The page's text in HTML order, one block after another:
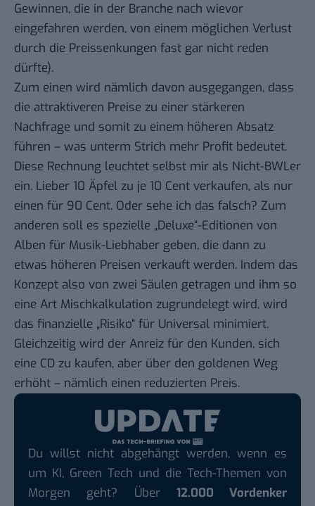
Gewinnen, die in der Branche nach wievor
eingefahren werden, von einem möglichen Verlust
durch die Preissenkungen fast gar nicht reden
dürfte).
Zum einen wird nämlich davon ausgegangen, dass
die attraktiveren Preise zu einer stärkeren
Nachfrage und somit zu einem höheren Absatz
führen – was unterm Strich mehr Profit bedeutet.
Diese Rechnung leuchtet selbst mir als Nicht-BWLer
ein. Lieber 10 Äpfel zu je 10 Cent verkaufen, als nur
einen für 90 Cent. Oder sehe ich das falsch? Zum
anderen soll es spezielle „Deluxe“-Editionen von
Alben für Musik-Liebhaber geben, die dann zu
etwas höheren Preisen verkauft werden. Indem das
Konzept also von zwei Säulen getragen und ihm so
eine Art Mischkalkulation zugrundelegt wird, wird
das finanzielle „Risiko“ für Universal minimiert.
Gleichzeitig wird der Anreiz für den Kunden, sich
eine CD zu kaufen, aber über den goldenen Weg
erhöht – nämlich einen reduzierten Preis.
Du willst nicht abgehängt werden, wenn es
um KI, Green Tech und die Tech-Themen von
Morgen geht? Über 12.000 Vordenker